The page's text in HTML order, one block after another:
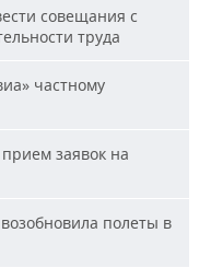
совещания с
труда
частному
заявок на
полеты в